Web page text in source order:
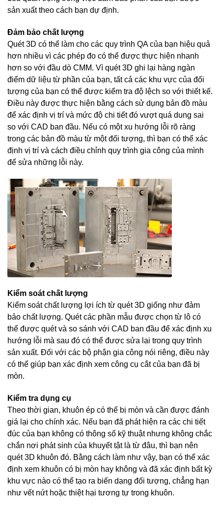
sản xuất theo cách bạn dự định.
Đảm bảo chất lượng
Quét 3D có thể làm cho các quy trình QA của bạn hiệu quả
hơn nhiều vì các phép đo có thể được thực hiện nhanh
hơn so với đầu dò CMM. Vì quét 3D ghi lại hàng ngàn
điểm dữ liệu từ phần của bạn, tất cả các khu vực của đối
tượng của bạn có thể được kiểm tra độ lệch so với thiết kế.
Điều này được thực hiện bằng cách sử dụng bản đồ màu
để xác định vị trí và mức độ chi tiết đó vượt quá dung sai
so với CAD ban đầu. Nếu có một xu hướng lỗi rõ ràng
trong các bản đồ màu từ một đối tượng, thì bạn có thể xác
định vị trí và cách điều chỉnh quy trình gia công của mình
để sửa những lỗi này.
Kiểm soát chất lượng
Kiểm soát chất lượng lợi ích từ quét 3D giống như đảm
bảo chất lượng. Quét các phần mẫu được chọn từ lô có
thể được quét và so sánh với CAD ban đầu để xác định xu
hướng lỗi mà sau đó có thể được sửa lại trong quy trình
sản xuất. Đối với các bộ phận gia công nói riêng, điều này
có thể giúp bạn xác định xem công cụ cắt của bạn đã bị
mòn.
Kiểm tra dụng cụ
Theo thời gian, khuôn ép có thể bị mòn và cần được đánh
giá lại cho chính xác. Nếu bạn đã phát hiện ra các chi tiết
đúc của bạn không có thông số kỹ thuật nhưng không chắc
chắn nơi phát sinh của khuyết tật là từ đâu, thì bạn nên
quét 3D khuôn đó. Bằng cách làm như vậy, bạn có thể xác
định xem khuôn có bị mòn hay không và đã xác định bất kỳ
khu vực nào có thể tạo ra biến dạng đối tượng, chẳng hạn
như vết nứt hoặc thiệt hại tương tự trong khuôn.